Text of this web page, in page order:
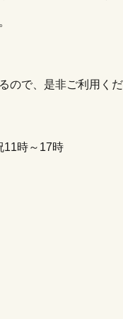
ので、是非ご利用く
時～17時